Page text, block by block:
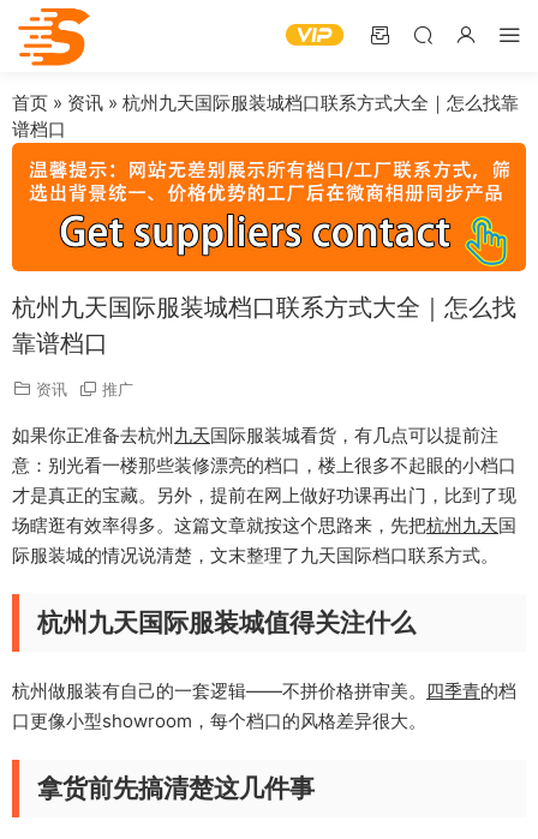
首页 » 资讯 » 杭州九天国际服装城档口联系方式大全｜怎么找靠
谱档口
杭州九天国际服装城档口联系方式大全｜怎么找
靠谱档口
资讯 推广
如果你正准备去杭州九天国际服装城看货，有几点可以提前注
意：别光看一楼那些装修漂亮的档口，楼上很多不起眼的小档口
才是真正的宝藏。另外，提前在网上做好功课再出门，比到了现
场瞎逛有效率得多。这篇文章就按这个思路来，先把杭州九天国
际服装城的情况说清楚，文末整理了九天国际档口联系方式。
杭州九天国际服装城值得关注什么
杭州做服装有自己的一套逻辑——不拼价格拼审美。 四季青的档
口更像小型showroom，每个档口的风格差异很大。
拿货前先搞清楚这几件事